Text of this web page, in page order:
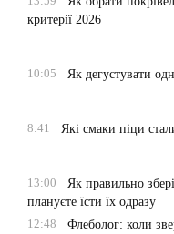
критерії 2026
10:05
Як дегустувати
8:41
Які смаки піци
13:00
Як правильно
плануєте їсти їх одразу
12:48
Флеболог: коли